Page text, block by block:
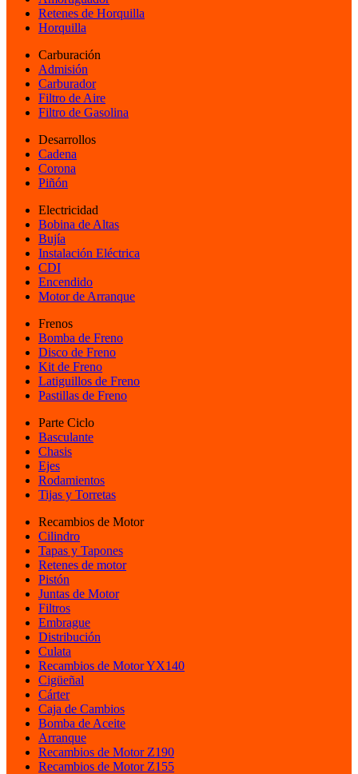
Retenes de Horquilla
Horquilla
Carburación
Admisión
Carburador
Filtro de Aire
Filtro de Gasolina
Desarrollos
Cadena
Corona
Piñón
Electricidad
Bobina de Altas
Bujía
Instalación Eléctrica
CDI
Encendido
Motor de Arranque
Frenos
Bomba de Freno
Disco de Freno
Kit de Freno
Latiguillos de Freno
Pastillas de Freno
Parte Ciclo
Basculante
Chasis
Ejes
Rodamientos
Tijas y Torretas
Recambios de Motor
Cilindro
Tapas y Tapones
Retenes de motor
Pistón
Juntas de Motor
Filtros
Embrague
Distribución
Culata
Recambios de Motor YX140
Cigüeñal
Cárter
Caja de Cambios
Bomba de Aceite
Arranque
Recambios de Motor Z190
Recambios de Motor Z155